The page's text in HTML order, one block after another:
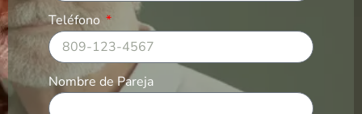
Teléfono
Nombre de Pareja